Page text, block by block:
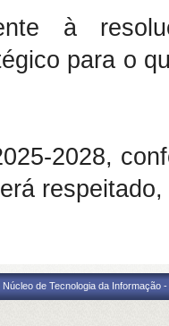
à
para o
2028,
Núcleo de Tecnologia da